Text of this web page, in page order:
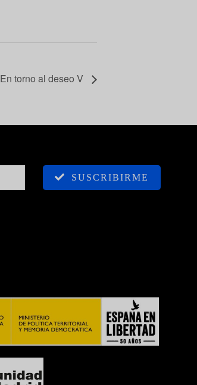
En torno al deseo V
SUSCRIBIRME